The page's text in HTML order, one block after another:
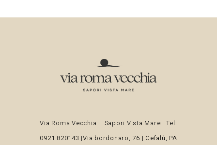
Via Roma Vecchia – Sapori Vista Mare | Tel:
0921 820143 |Via bordonaro, 76 | Cefalù, PA